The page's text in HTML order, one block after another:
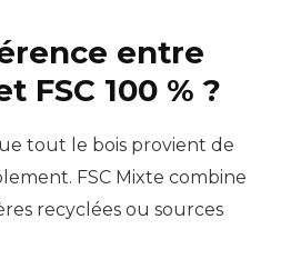
entre
FSC 100 % ?
tout le bois provient de
FSC Mixte combine
recyclées ou sources